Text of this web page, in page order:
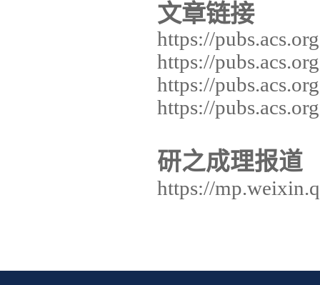
文章链接
https://
https://
https://
https://
研之成理报道
https://